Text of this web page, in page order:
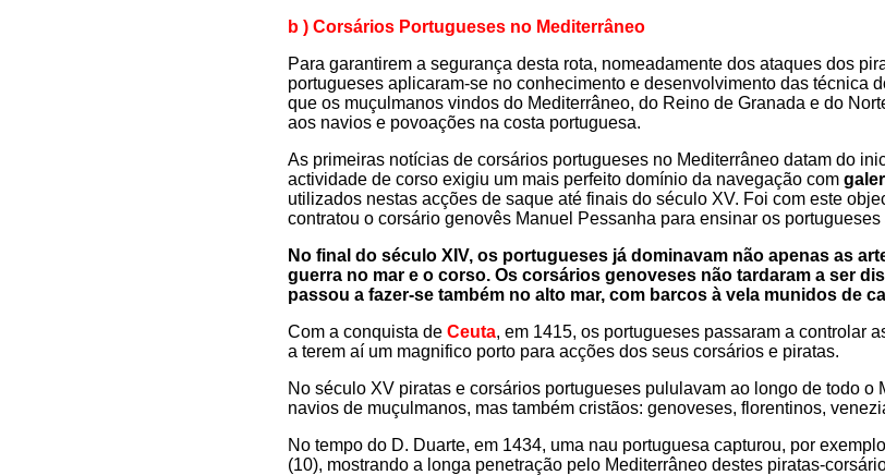
b) Corsários Portugueses no Mediterrâneo
Para garantirem a segurança desta rota, nomeadamente dos ataques dos
portugueses aplicaram-se no conhecimento e desenvolvimento das técnica
que os muçulmanos vindos do Mediterrâneo, do Reino de Granada e do
aos navios e povoações na costa portuguesa.
As primeiras notícias de corsários portugueses no Mediterrâneo datam do
actividade de corso exigiu um mais perfeito domínio da navegação com
utilizados nestas acções de saque até finais do século XV. Foi com este
contratou o corsário genovês Manuel Pessanha para ensinar os
No final do século XIV, os portugueses já dominavam não apenas as
guerra no mar e o corso. Os corsários genoveses não tardaram a ser
passou a fazer-se também no alto mar, com barcos à vela munidos de
Com a conquista deCeuta, em 1415, os portugueses passaram a controlar
a terem aí um magnifico porto para acções dos seus corsários e piratas.
No século XV piratas e corsários portugueses pululavam ao longo de todo o
navios de muçulmanos, mas também cristãos: genoveses, florentinos,
No tempo do D. Duarte, em 1434, uma nau portuguesa capturou, por
(10), mostrando a longa penetração pelo Mediterrâneo destes piratas-